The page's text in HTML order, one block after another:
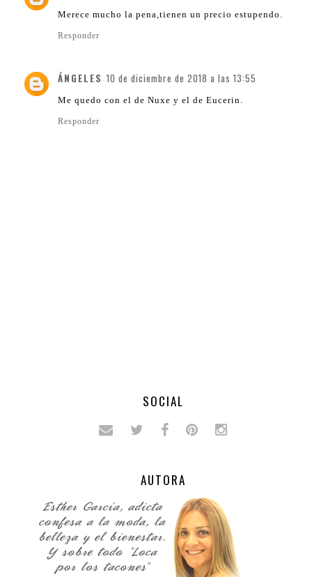
Merece mucho la pena,tienen un precio estupendo.
Responder
ÁNGELES 10 de diciembre de 2018 a las 13:55
Me quedo con el de Nuxe y el de Eucerin.
Responder
SOCIAL
AUTORA